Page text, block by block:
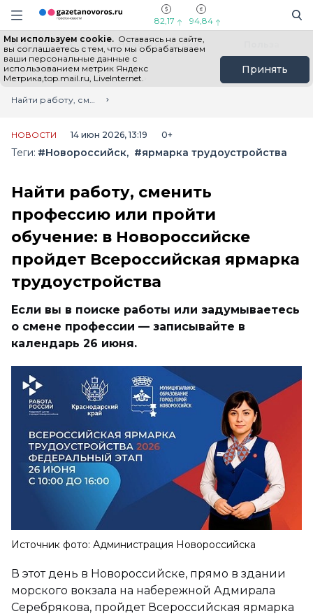
Информационный портал "ГазетаНоворос.ру"
Навигация сайта
82,17 94,84
Мы используем cookie. Оставаясь на сайте,
вы соглашаетесь с тем, что мы обрабатываем
ваши персональные данные с
использованием метрик Яндекс
Метрика,top.mail.ru, LiveInternet.
Принять
Все новости Новости России
Главная
Лента новостей
Найти работу, сменить профессию или пройти обучение: в Новороссийске пройдет Всероссийская ярмарка трудоустройства
НОВОСТИ 14 июн 2026, 13:19 0+
Теги: #Новороссийск #ярмарка трудоустройства
Найти работу, сменить
профессию или пройти
обучение: в Новороссийске
пройдет Всероссийская ярмарка
трудоустройства
Если вы в поиске работы или задумываетесь
о смене профессии — записывайте в
календарь 26 июня.
Источник фото: Администрация Новороссийска
В этот день в Новороссийске, прямо в здании
морского вокзала на набережной Адмирала
Серебрякова, пройдет Всероссийская ярмарка